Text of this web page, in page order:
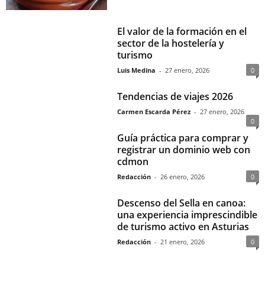
El valor de la formación en el
sector de la hostelería y
turismo
Luis Medina - 27 enero, 2026 0
Tendencias de viajes 2026
Carmen Escarda Pérez - 27 enero, 2026
0
Guía práctica para comprar y
registrar un dominio web con
cdmon
Redacción - 26 enero, 2026 0
Descenso del Sella en canoa:
una experiencia imprescindible
de turismo activo en Asturias
Redacción - 21 enero, 2026 0